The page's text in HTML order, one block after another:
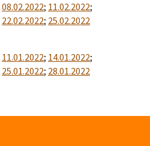
08.02.2022; 11.02.2022;
22.02.2022; 25.02.2022
11.01.2022; 14.01.2022;
25.01.2022; 28.01.2022